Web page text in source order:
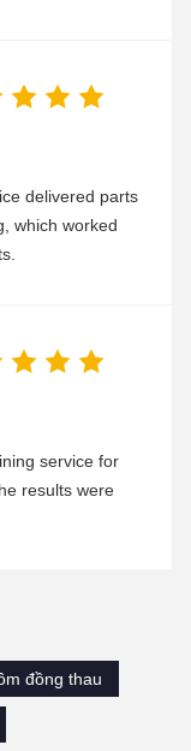
delivered parts
which worked
service for
results were
đồng thau